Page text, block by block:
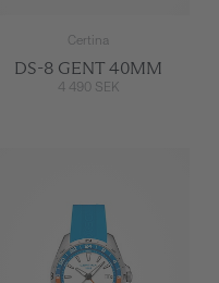
Certina
DS-8 GENT 40MM
4 490 SEK